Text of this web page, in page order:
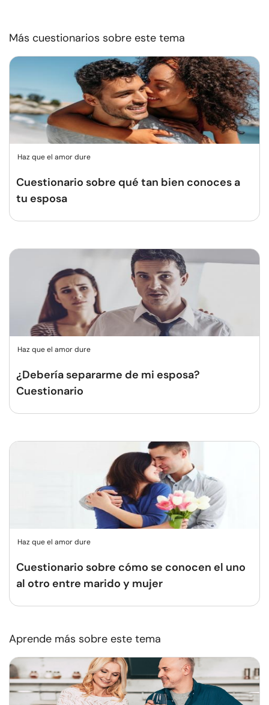
Más cuestionarios sobre este tema
Haz que el amor dure
Cuestionario sobre qué tan bien conoces a
tu esposa
Haz que el amor dure
¿Debería separarme de mi esposa?
Cuestionario
Haz que el amor dure
Cuestionario sobre cómo se conocen el uno
al otro entre marido y mujer
Aprende más sobre este tema